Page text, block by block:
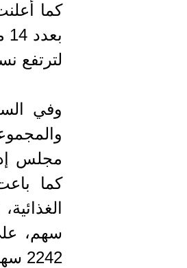
كما
لترتفع نسبة
وفي
مجلس
كما
سهم،
2242 سهم.